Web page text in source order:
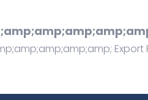
Export